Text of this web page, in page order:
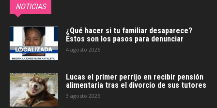
NOTICIAS
¿Qué hacer si tu familiar desaparece?
Estos son los pasos para denunciar
4 agosto 2026
Lucas el primer perrijo en recibir pensión
alimentaria tras el divorcio de sus tutores
3 agosto 2026